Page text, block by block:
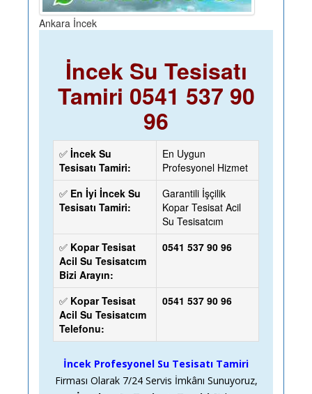
Ankara İncek
İncek Su Tesisatı
Tamiri 0541 537 90
96
✅ İncek Su
Tesisatı Tamiri:
En Uygun
Profesyonel Hizmet
✅ En İyi İncek Su
Tesisatı Tamiri:
Garantili İşçilik
Kopar Tesisat Acil
Su Tesisatcım
✅ Kopar Tesisat
Acil Su Tesisatcım
Bizi Arayın:
0541 537 90 96
✅ Kopar Tesisat
Acil Su Tesisatcım
Telefonu:
0541 537 90 96
İncek Profesyonel Su Tesisatı Tamiri
Firması Olarak 7/24 Servis İmkânı Sunuyoruz,